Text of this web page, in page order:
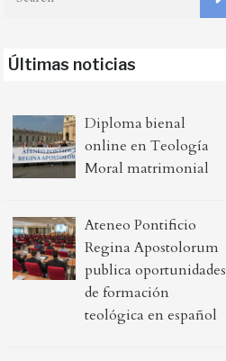
Últimas noticias
Diploma bienal
online en Teología
Moral matrimonial
Ateneo Pontificio
Regina Apostolorum
publica oportunidades
de formación
teológica en español